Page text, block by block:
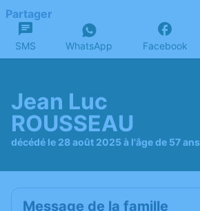
Partager
SMS WhatsApp Facebook
Jean Luc
ROUSSEAU
décédé le 28 août 2025 à l'âge de 57 ans
Message de la famille